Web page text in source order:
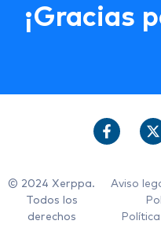
¡Gracias
© 2024 Xerppa.
Todos los
derechos
Aviso